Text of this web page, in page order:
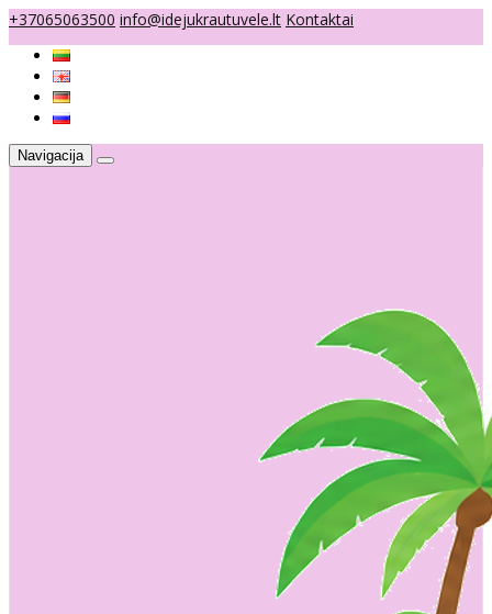
+37065063500 info@idejukrautuvele.lt Kontaktai
Navigacija